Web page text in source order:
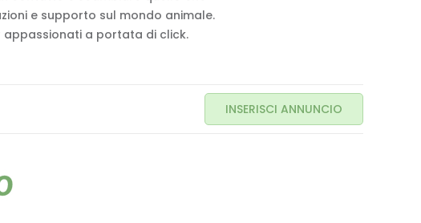
e supporto sul mondo animale.
a portata di click.
INSERISCI ANNUNCIO